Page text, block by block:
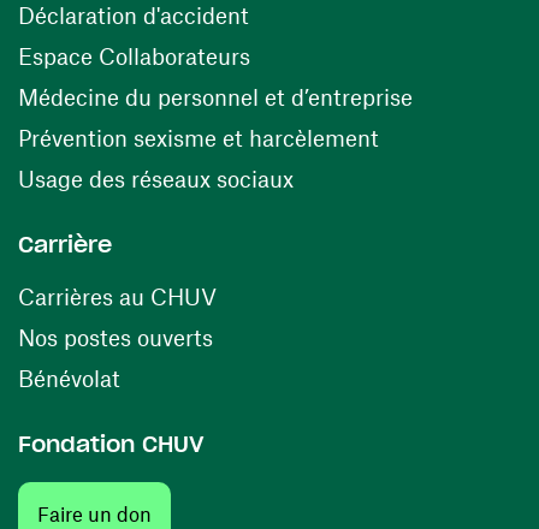
Déclaration d'accident
Espace Collaborateurs(ouvre une nouvelle fenêtre)
Médecine du personnel et d’entreprise
Prévention sexisme et harcèlement
Usage des réseaux sociaux(ouvre une nouvelle
Carrière
Carrières au CHUV(ouvre une nouvelle fenêtre)
Nos postes ouverts(ouvre une nouvelle fenêtre)
Bénévolat
Fondation CHUV
Faire un don